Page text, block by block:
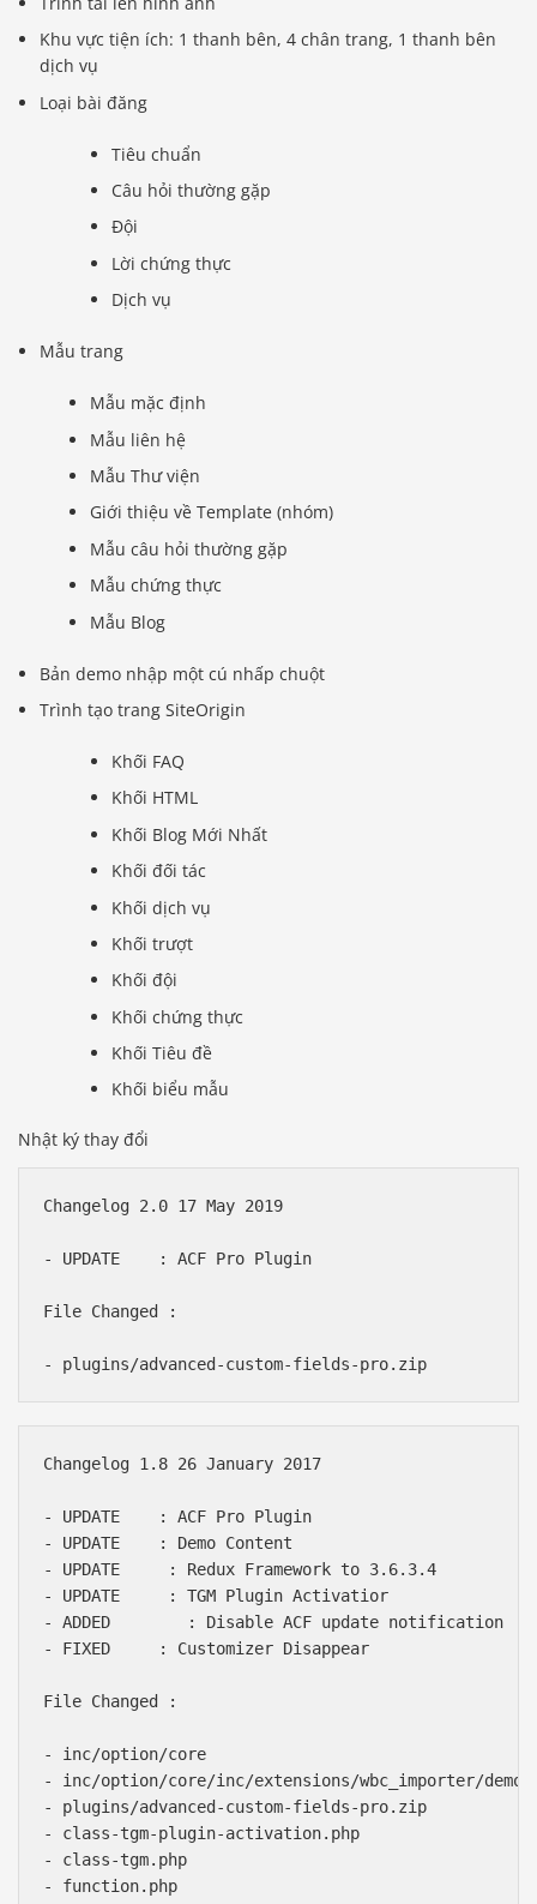
Khu vực tiện ích: 1 thanh bên, 4 chân trang, 1 thanh bên
dịch vụ
Loại bài đăng
Tiêu chuẩn
Câu hỏi thường gặp
Đội
Lời chứng thực
Dịch vụ
Mẫu trang
Mẫu mặc định
Mẫu liên hệ
Mẫu Thư viện
Giới thiệu về Template (nhóm)
Mẫu câu hỏi thường gặp
Mẫu chứng thực
Mẫu Blog
Bản demo nhập một cú nhấp chuột
Trình tạo trang SiteOrigin
Khối FAQ
Khối HTML
Khối Blog Mới Nhất
Khối đối tác
Khối dịch vụ
Khối trượt
Khối đội
Khối chứng thực
Khối Tiêu đề
Khối biểu mẫu
Nhật ký thay đổi
Changelog 2.0 17 May 2019
- UPDATE    : ACF Pro Plugin
File Changed :
Changelog 1.8 26 January 2017
- UPDATE    : ACF Pro Plugin
- UPDATE    : Demo Content
- UPDATE     : Redux Framework to 3.6.3.4
- UPDATE     : TGM Plugin Activatior
- ADDED        : Disable ACF update notification
- FIXED     : Customizer Disappear
File Changed :
- inc/option/core
- inc/option/core/inc/extensions/wbc_importer/demo-
- plugins/advanced-custom-fields-pro.zip
- class-tgm-plugin-activation.php
- class-tgm.php
- function.php